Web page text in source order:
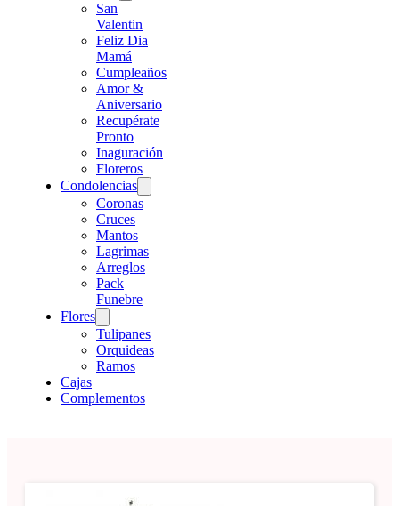
San
Valentin
Feliz Dia
Mamá
Cumpleaños
Amor &
Aniversario
Recupérate
Pronto
Inaguración
Floreros
Condolencias
Coronas
Cruces
Mantos
Lagrimas
Arreglos
Pack
Funebre
Flores
Tulipanes
Orquideas
Ramos
Cajas
Complementos